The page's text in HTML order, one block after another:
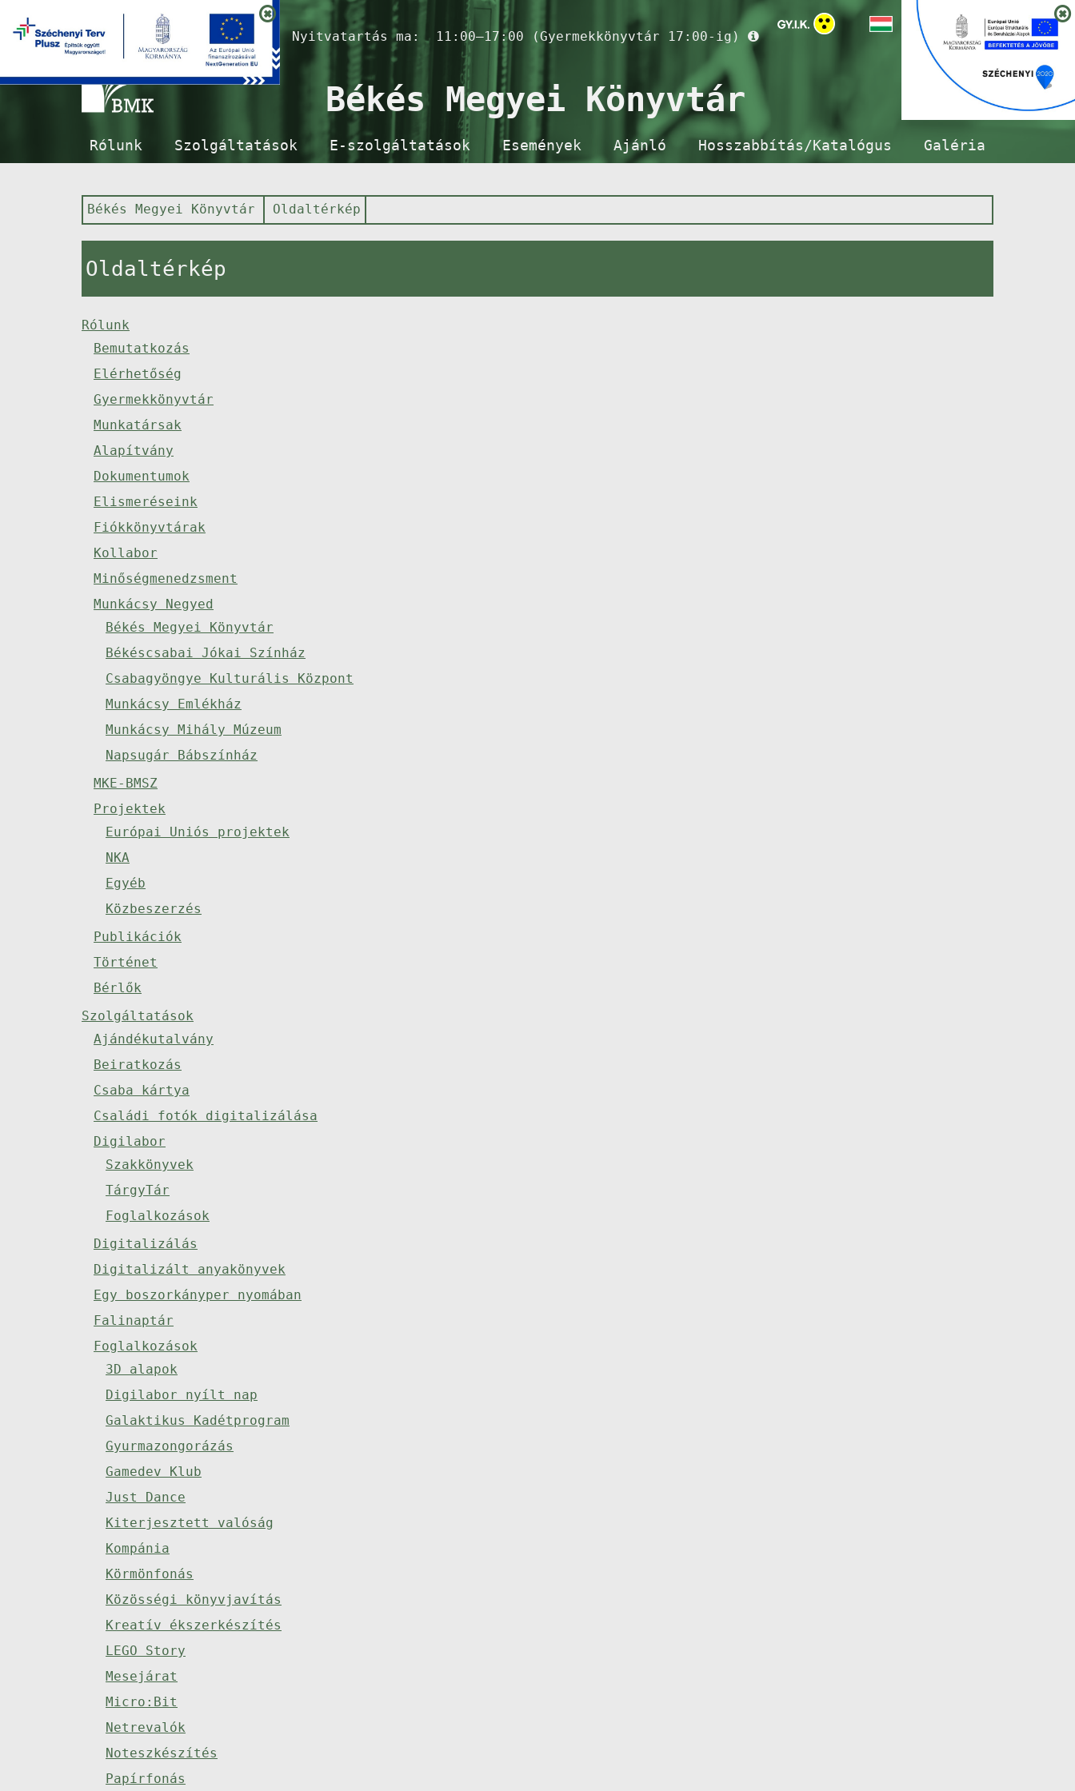
Nyitvatartás ma: 11:00–17:00 (Gyermekkönyvtár 17:00-ig)
Békés Megyei Könyvtár
Rólunk Szolgáltatások E-szolgáltatások Események Ajánló Hosszabbítás/Katalógus Galéria
Békés Megyei Könyvtár Oldaltérkép
Oldaltérkép
Rólunk
Bemutatkozás
Elérhetőség
Gyermekkönyvtár
Munkatársak
Alapítvány
Dokumentumok
Elismeréseink
Fiókkönyvtárak
Kollabor
Minőségmenedzsment
Munkácsy Negyed
Békés Megyei Könyvtár
Békéscsabai Jókai Színház
Csabagyöngye Kulturális Központ
Munkácsy Emlékház
Munkácsy Mihály Múzeum
Napsugár Bábszínház
MKE-BMSZ
Projektek
Európai Uniós projektek
NKA
Egyéb
Közbeszerzés
Publikációk
Történet
Bérlők
Szolgáltatások
Ajándékutalvány
Beiratkozás
Csaba kártya
Családi fotók digitalizálása
Digilabor
Szakkönyvek
TárgyTár
Foglalkozások
Digitalizálás
Digitalizált anyakönyvek
Egy boszorkányper nyomában
Falinaptár
Foglalkozások
3D alapok
Digilabor nyílt nap
Galaktikus Kadétprogram
Gyurmazongorázás
Gamedev Klub
Just Dance
Kiterjesztett valóság
Kompánia
Körmönfonás
Közösségi könyvjavítás
Kreatív ékszerkészítés
LEGO Story
Mesejárat
Micro:Bit
Netrevalók
Noteszkészítés
Papírfonás